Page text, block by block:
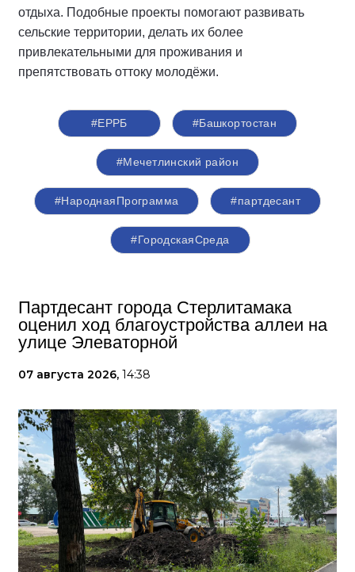
отдыха. Подобные проекты помогают развивать
сельские территории, делать их более
привлекательными для проживания и
препятствовать оттоку молодёжи.
#ЕРРБ #Башкортостан
#Мечетлинский район
#НароднаяПрограмма #партдесант
#ГородскаяСреда
Партдесант города Стерлитамака
оценил ход благоустройства аллеи на
улице Элеваторной
07 августа 2026, 14:38